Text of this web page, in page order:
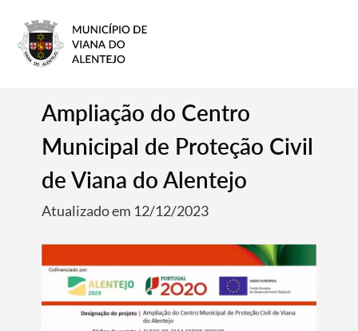
Ampliação do Centro
Municipal de Proteção Civil
de Viana do Alentejo
Atualizado em 12/12/2023